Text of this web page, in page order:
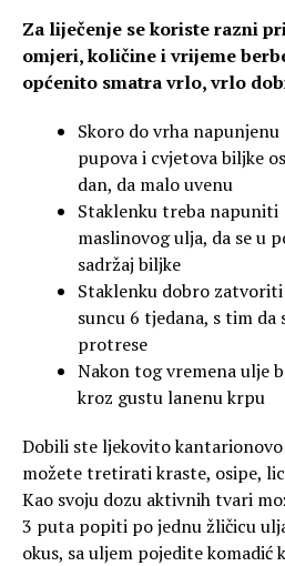
Za liječenje se koriste razni
omjeri, količine i vrijeme
općenito smatra vrlo, vrlo
Skoro do vrha
pupova i cvjetova biljke
dan, da malo uvenu
Staklenku treba napuniti
maslinovog ulja, da se u
sadržaj biljke
Staklenku dobro
suncu 6 tjedana, s tim da
protrese
Nakon tog vremena ulje
kroz gustu lanenu krpu
Dobili ste ljekovito
možete tretirati kraste, osipe,
Kao svoju dozu aktivnih tvari
3 puta popiti po jednu žličicu
okus, sa uljem pojedite komadić